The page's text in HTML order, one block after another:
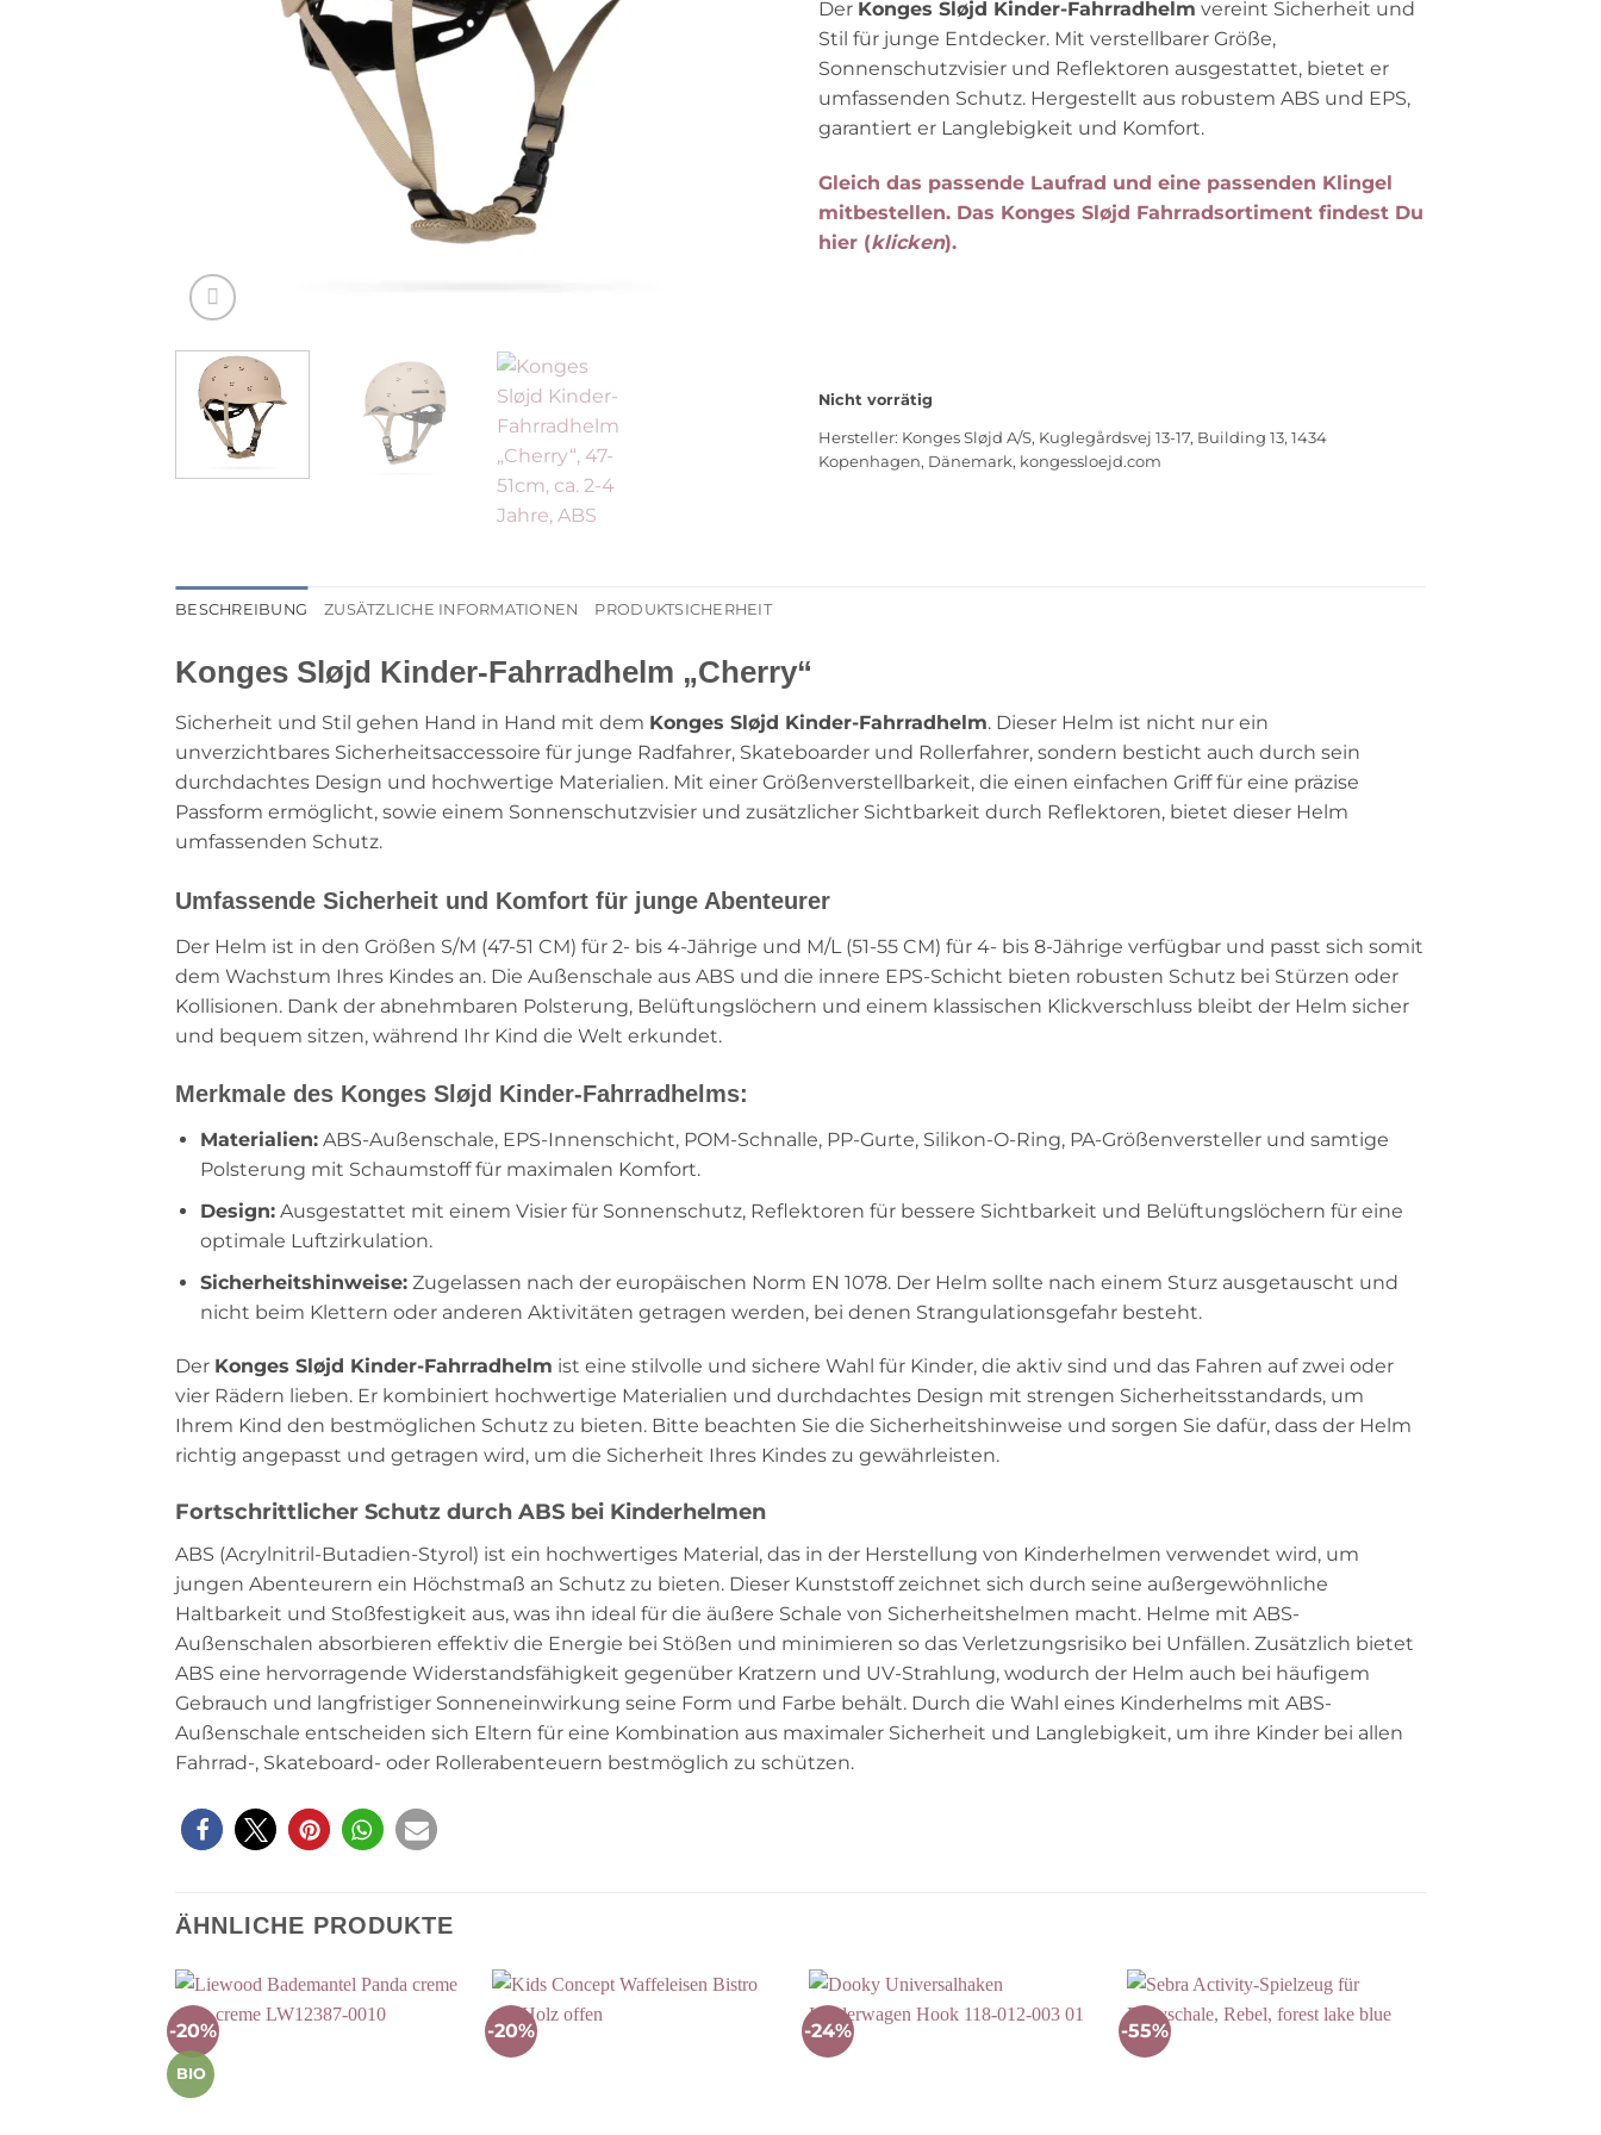
Der Konges Sløjd Kinder-Fahrradhelm vereint Sicherheit und
Stil für junge Entdecker. Mit verstellbarer Größe,
Sonnenschutzvisier und Reflektoren ausgestattet, bietet er
umfassenden Schutz. Hergestellt aus robustem ABS und EPS,
garantiert er Langlebigkeit und Komfort.
Gleich das passende Laufrad und eine passenden Klingel
mitbestellen. Das Konges Sløjd Fahrradsortiment findest Du
hier (klicken).
Nicht vorrätig
Hersteller: Konges Sløjd A/S, Kuglegårdsvej 13-17, Building 13, 1434
Kopenhagen, Dänemark, kongessloejd.com
BESCHREIBUNG ZUSÄTZLICHE INFORMATIONEN PRODUKTSICHERHEIT
Konges Sløjd Kinder-Fahrradhelm „Cherry“
Sicherheit und Stil gehen Hand in Hand mit dem Konges Sløjd Kinder-Fahrradhelm. Dieser Helm ist nicht nur ein
unverzichtbares Sicherheitsaccessoire für junge Radfahrer, Skateboarder und Rollerfahrer, sondern besticht auch durch sein
durchdachtes Design und hochwertige Materialien. Mit einer Größenverstellbarkeit, die einen einfachen Griff für eine präzise
Passform ermöglicht, sowie einem Sonnenschutzvisier und zusätzlicher Sichtbarkeit durch Reflektoren, bietet dieser Helm
umfassenden Schutz.
Umfassende Sicherheit und Komfort für junge Abenteurer
Der Helm ist in den Größen S/M (47-51 CM) für 2- bis 4-Jährige und M/L (51-55 CM) für 4- bis 8-Jährige verfügbar und passt sich somit
dem Wachstum Ihres Kindes an. Die Außenschale aus ABS und die innere EPS-Schicht bieten robusten Schutz bei Stürzen oder
Kollisionen. Dank der abnehmbaren Polsterung, Belüftungslöchern und einem klassischen Klickverschluss bleibt der Helm sicher
und bequem sitzen, während Ihr Kind die Welt erkundet.
Merkmale des Konges Sløjd Kinder-Fahrradhelms:
Materialien:ABS-Außenschale, EPS-Innenschicht, POM-Schnalle, PP-Gurte, Silikon-O-Ring, PA-Größenversteller und samtige
Polsterung mit Schaumstoff für maximalen Komfort.
Design:Ausgestattet mit einem Visier für Sonnenschutz, Reflektoren für bessere Sichtbarkeit und Belüftungslöchern für eine
optimale Luftzirkulation.
Sicherheitshinweise:Zugelassen nach der europäischen Norm EN 1078. Der Helm sollte nach einem Sturz ausgetauscht und
nicht beim Klettern oder anderen Aktivitäten getragen werden, bei denen Strangulationsgefahr besteht.
Der Konges Sløjd Kinder-Fahrradhelm ist eine stilvolle und sichere Wahl für Kinder, die aktiv sind und das Fahren auf zwei oder
vier Rädern lieben. Er kombiniert hochwertige Materialien und durchdachtes Design mit strengen Sicherheitsstandards, um
Ihrem Kind den bestmöglichen Schutz zu bieten. Bitte beachten Sie die Sicherheitshinweise und sorgen Sie dafür, dass der Helm
richtig angepasst und getragen wird, um die Sicherheit Ihres Kindes zu gewährleisten.
Fortschrittlicher Schutz durch ABS bei Kinderhelmen
ABS (Acrylnitril-Butadien-Styrol) ist ein hochwertiges Material, das in der Herstellung von Kinderhelmen verwendet wird, um
jungen Abenteurern ein Höchstmaß an Schutz zu bieten. Dieser Kunststoff zeichnet sich durch seine außergewöhnliche
Haltbarkeit und Stoßfestigkeit aus, was ihn ideal für die äußere Schale von Sicherheitshelmen macht. Helme mit ABS-
Außenschalen absorbieren effektiv die Energie bei Stößen und minimieren so das Verletzungsrisiko bei Unfällen. Zusätzlich bietet
ABS eine hervorragende Widerstandsfähigkeit gegenüber Kratzern und UV-Strahlung, wodurch der Helm auch bei häufigem
Gebrauch und langfristiger Sonneneinwirkung seine Form und Farbe behält. Durch die Wahl eines Kinderhelms mit ABS-
Außenschale entscheiden sich Eltern für eine Kombination aus maximaler Sicherheit und Langlebigkeit, um ihre Kinder bei allen
Fahrrad-, Skateboard- oder Rollerabenteuern bestmöglich zu schützen.
ÄHNLICHE PRODUKTE
-20%
BIO
-20% -24% -55%